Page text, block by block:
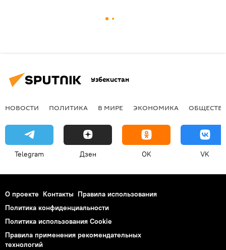
Узбекистан
НОВОСТИ ПОЛИТИКА В МИРЕ ЭКОНОМИКА
Telegram Дзен OK VK
О проекте Контакты Правила использования
Политика конфиденциальности
Политика использования Cookie
Правила применения рекомендательных
технологий